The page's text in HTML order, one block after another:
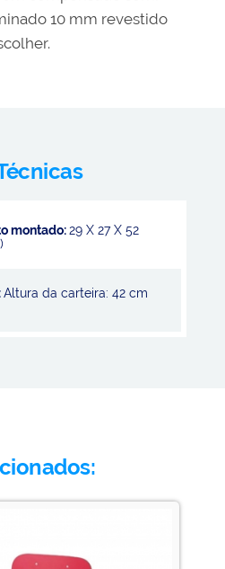
10 mm revestido
montado:29 X 27 X 52
Altura da carteira: 42 cm